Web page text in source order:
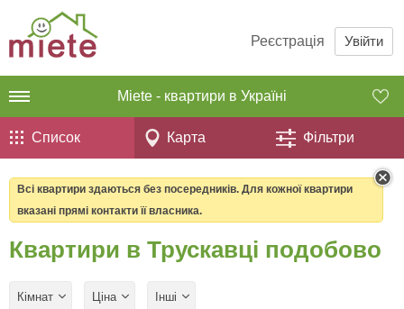
Реєстрація Увійти
Miete - квартири в Україні
Список Карта Фільтри
Всі квартири здаються без посередників. Для кожної квартири
вказані прямі контакти її власника.
Квартири в Трускавці подобово
Кімнат Ціна Інші